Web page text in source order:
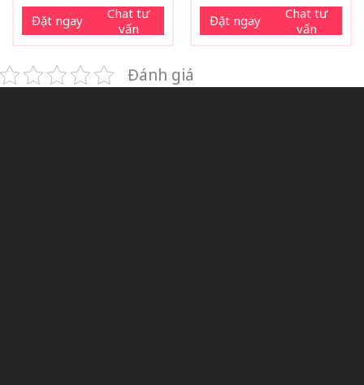
Đặt ngay
Chat tư
vấn
Đặt ngay
Chat tư
vấn
Đánh giá